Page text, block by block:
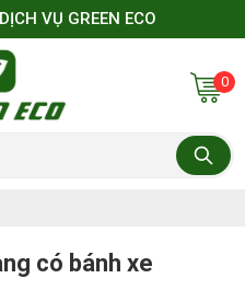
VỤ GREEN ECO
0
có bánh xe